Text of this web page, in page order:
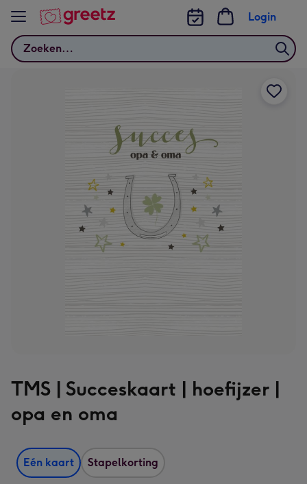
Bekijk meer
Zoeken
Login
TMS | Succeskaart | hoefijzer |
opa en oma
Eén kaart Stapelkorting